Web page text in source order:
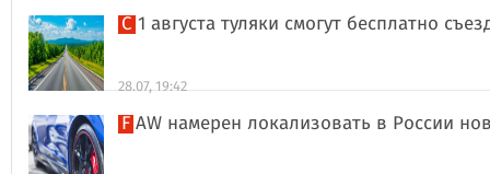
С 1 августа туляки смогут бесплатно
28.07, 19:42
FAW намерен локализовать в России